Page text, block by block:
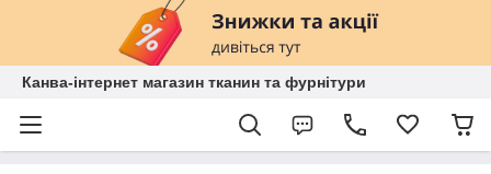
Канва-інтернет магазин тканин та фурнітури